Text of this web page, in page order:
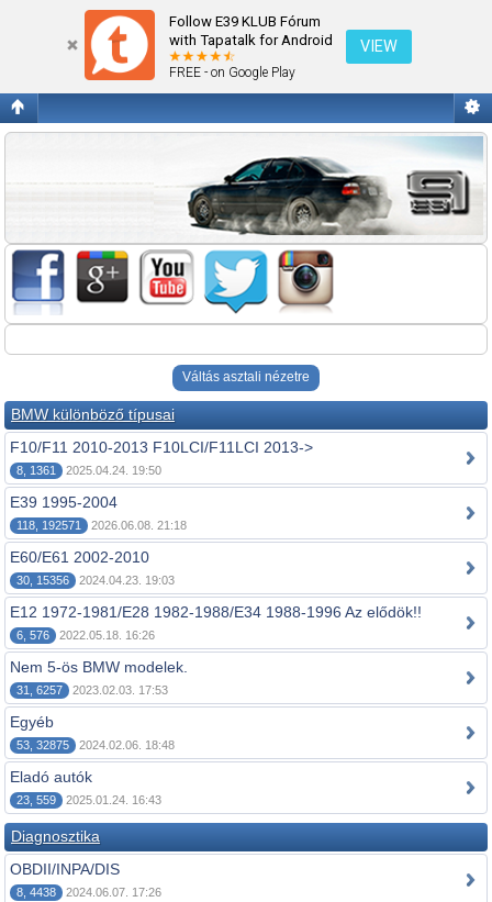
Follow E39 KLUB Fórum
with Tapatalk for Android
FREE - on Google Play
VIEW
Fórum kezdőlap megtekintése
Váltás asztali nézetre
BMW különböző típusai
F10/F11 2010-2013 F10LCI/F11LCI 2013->
8, 1361 2025.04.24. 19:50
E39 1995-2004
118, 192571 2026.06.08. 21:18
E60/E61 2002-2010
30, 15356 2024.04.23. 19:03
E12 1972-1981/E28 1982-1988/E34 1988-1996 Az elődök!!
6, 576 2022.05.18. 16:26
Nem 5-ös BMW modelek.
31, 6257 2023.02.03. 17:53
Egyéb
53, 32875 2024.02.06. 18:48
Eladó autók
23, 559 2025.01.24. 16:43
Diagnosztika
OBDII/INPA/DIS
8, 4438 2024.06.07. 17:26